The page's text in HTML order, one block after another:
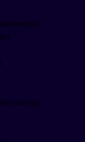
derecha)
en rojo)